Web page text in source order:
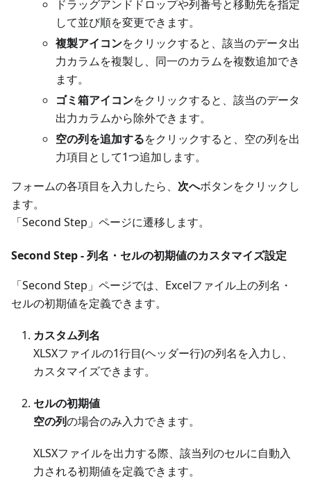
ドラッグアンドドロップや列番号と移動先を指定
して並び順を変更できます。
複製アイコンをクリックすると、該当のデータ出
力カラムを複製し、同一のカラムを複数追加でき
ます。
ゴミ箱アイコンをクリックすると、該当のデータ
出力カラムから除外できます。
空の列を追加するをクリックすると、空の列を出
力項目として1つ追加します。
フォームの各項目を入力したら、 次へボタンをクリックし
ます。
「Second Step」ページに遷移します。
Second Step - 列名・セルの初期値のカスタマイズ設定
「Second Step」ページでは、Excelファイル上の列名・
セルの初期値を定義できます。
カスタム列名
XLSXファイルの1行目(ヘッダー行)の列名を入力し、
カスタマイズできます。
セルの初期値
空の列の場合のみ入力できます。
XLSXファイルを出力する際、該当列のセルに自動入
力される初期値を定義できます。